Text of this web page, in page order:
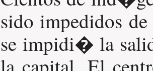
sido impedidos
se impidi� la